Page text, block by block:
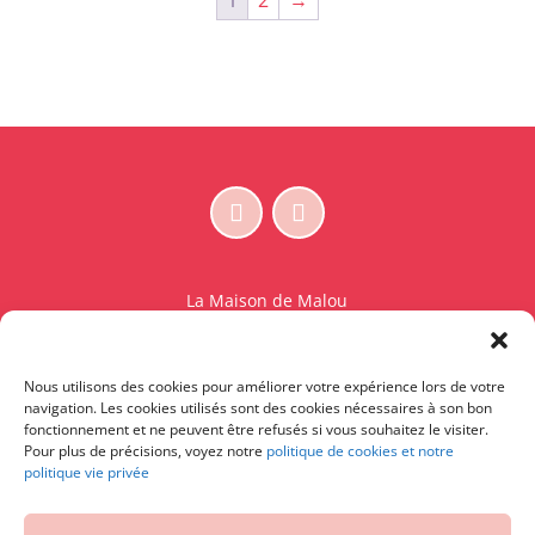
Nous utilisons des cookies pour améliorer votre expérience lors de votre
navigation. Les cookies utilisés sont des cookies nécessaires à son bon
fonctionnement et ne peuvent être refusés si vous souhaitez le visiter.
Pour plus de précisions, voyez notre politique de cookies et notre
politique vie privée
€18,00.
La Maison de Malou
BE 0765.825.589
© La Maison de Malou – TDM interdit sauf accord
écrit préalable | Entraînement d’IA strictement
interdit.